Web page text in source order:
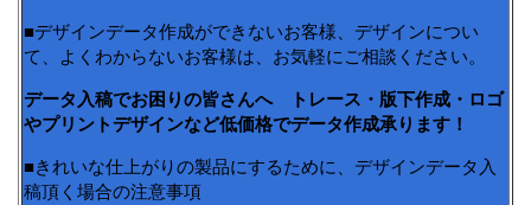
■デザインデータ作成ができないお客様、デザインについ
て、よくわからないお客様は、お気軽にご相談ください。
データ入稿でお困りの皆さんへ トレース・版下作成・ロゴ
やプリントデザインなど低価格でデータ作成承ります！
■きれいな仕上がりの製品にするために、デザインデータ入
稿頂く場合の注意事項